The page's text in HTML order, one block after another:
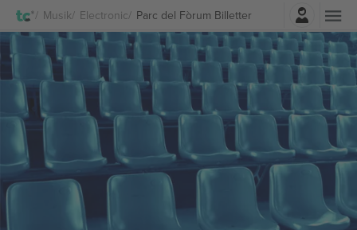
Musik Electronic Parc del Fòrum Billetter
Log ind